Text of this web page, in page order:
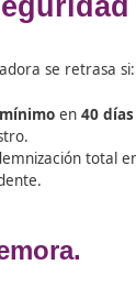
o
años. La